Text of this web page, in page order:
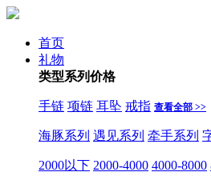
首页
礼物
类型系列价格
手链 项链 耳坠 戒指 查看全部 >>
海豚系列 遇见系列 牵手系列
2000以下 2000-4000 4000-8000